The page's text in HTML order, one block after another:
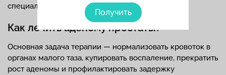
Получить
специалистов — по показаниям.
Как лечить аденому простаты?
Основная задача терапии — нормализовать кровоток в
органах малого таза, купировать воспаление, прекратить
рост аденомы и профилактировать задержку